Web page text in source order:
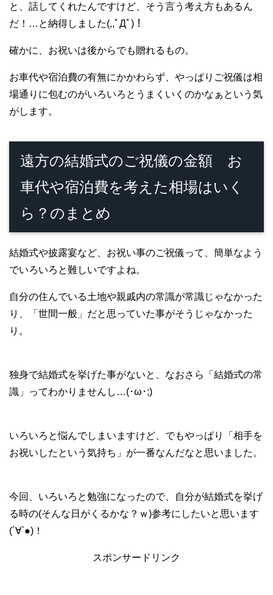
と、話してくれたんですけど、そう言う考え方もあるん
だ！…と納得しました(,,ﾟДﾟ)！
確かに、お祝いは後からでも贈れるもの。
お車代や宿泊費の有無にかかわらず、やっぱりご祝儀は相
場通りに包むのがいろいろとうまくいくのかなぁという気
がします。
遠方の結婚式のご祝儀の金額 お
車代や宿泊費を考えた相場はいく
ら？のまとめ
結婚式や披露宴など、お祝い事のご祝儀って、簡単なよう
でいろいろと難しいですよね。
自分の住んでいる土地や親戚内の常識が常識じゃなかった
り、「世間一般」だと思っていた事がそうじゃなかった
り。
独身で結婚式を挙げた事がないと、なおさら「結婚式の常
識」ってわかりませんし…(･ω･;)
いろいろと悩んでしまいますけど、でもやっぱり「相手を
お祝いしたという気持ち」が一番なんだなと思いました。
今回、いろいろと勉強になったので、自分が結婚式を挙げ
る時の(そんな日がくるかな？ｗ)参考にしたいと思います
(´∀`●)！
スポンサードリンク